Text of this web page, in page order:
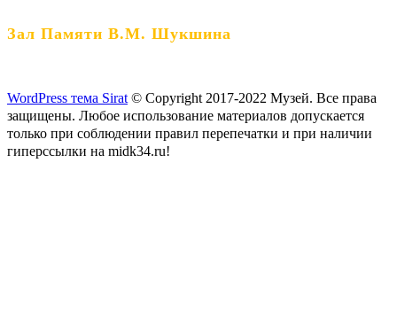
Зал Памяти В.М. Шукшина
WordPress тема Sirat © Copyright 2017-2022 Музей. Все права
защищены. Любое использование материалов допускается
только при соблюдении правил перепечатки и при наличии
гиперссылки на midk34.ru!